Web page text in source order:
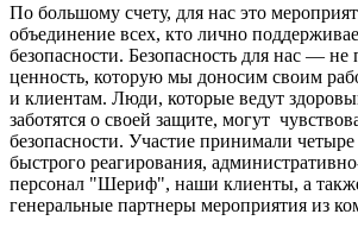
По большому счету, для нас это
объединение всех, кто лично
безопасности. Безопасность для нас — не
ценность, которую мы доносим своим
и клиентам. Люди, которые ведут
заботятся о своей защите, могут
безопасности. Участие принимали
быстрого реагирования,
персонал "Шериф", наши клиенты, а
генеральные партнеры мероприятия из